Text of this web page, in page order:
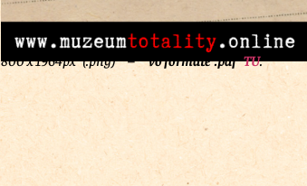
800 x 1964px (.png) –vo formáte .pdf TU.